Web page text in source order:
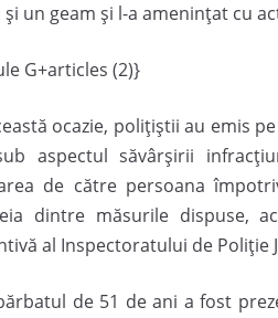
un geam și l-a amenințat cu
G+articles (2)}
ocazie, polițiștii au emis
aspectul săvârșirii
de către persoana
dintre măsurile dispuse,
al Inspectoratului de Poliție
de 51 de ani a fost